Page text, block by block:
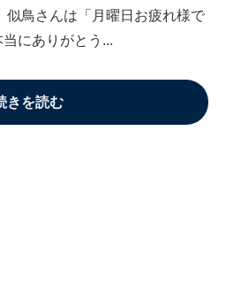
似鳥さんは「月曜日お疲れ様で
にありがとう...
きを読む